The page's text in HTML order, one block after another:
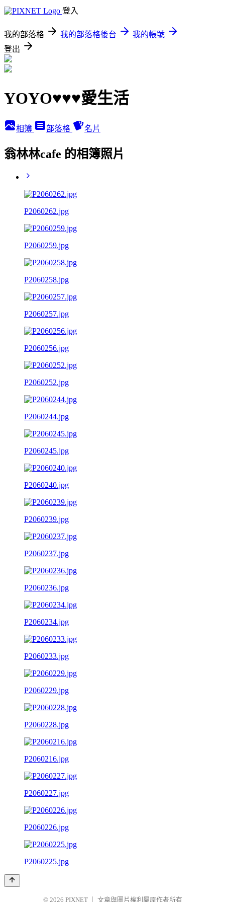
登入
我的部落格 我的部落格後台
我的帳號
登出
YOYO♥♥♥愛生活
相簿 部落格 名片
翁林林cafe 的相簿照片
P2060262.jpg
P2060259.jpg
P2060258.jpg
P2060257.jpg
P2060256.jpg
P2060252.jpg
P2060244.jpg
P2060245.jpg
P2060240.jpg
P2060239.jpg
P2060237.jpg
P2060236.jpg
P2060234.jpg
P2060233.jpg
P2060229.jpg
P2060228.jpg
P2060216.jpg
P2060227.jpg
P2060226.jpg
P2060225.jpg
© 2026 PIXNET 文章與圖片權利屬原作者所有